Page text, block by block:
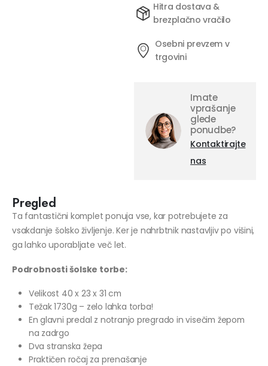
Hitra dostava &
brezplačno vračilo
Osebni prevzem v
trgovini
Imate
vprašanje
glede
ponudbe?
Kontaktirajte
nas
Pregled
Ta fantastični komplet ponuja vse, kar potrebujete za
vsakdanje šolsko življenje. Ker je nahrbtnik nastavljiv po višini,
ga lahko uporabljate več let.
Podrobnosti šolske torbe:
Velikost 40 x 23 x 31 cm
Težak 1730g – zelo lahka torba!
En glavni predal z notranjo pregrado in visečim žepom
na zadrgo
Dva stranska žepa
Praktičen ročaj za prenašanje